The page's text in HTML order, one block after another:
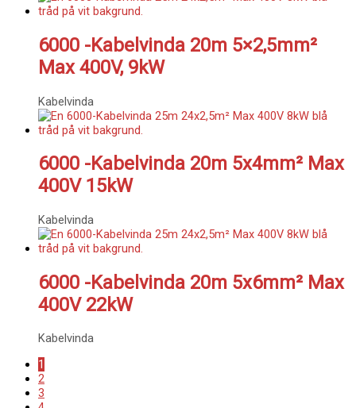
6000 -Kabelvinda 20m 5×2,5mm²
Max 400V, 9kW
Kabelvinda
6000 -Kabelvinda 20m 5x4mm² Max
400V 15kW
Kabelvinda
6000 -Kabelvinda 20m 5x6mm² Max
400V 22kW
Kabelvinda
1
2
3